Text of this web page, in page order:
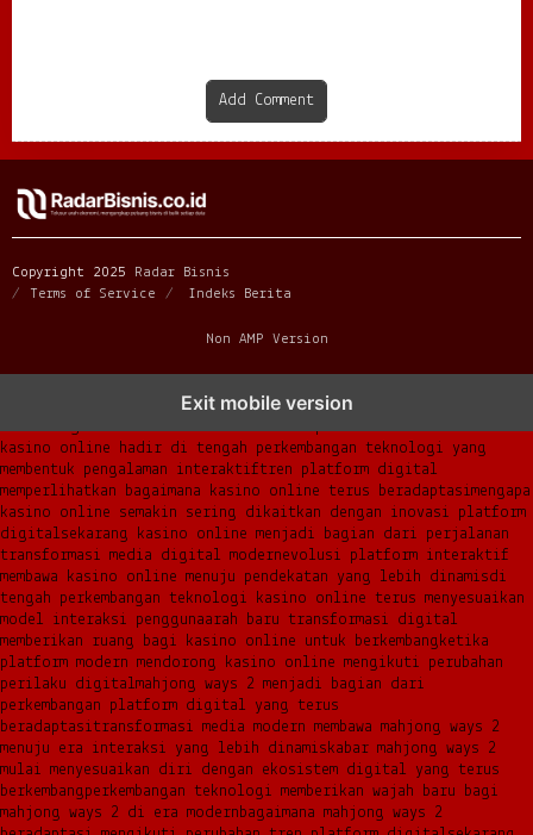
Add Comment
Copyright 2025
Radar Bisnis
Terms of Service
Indeks Berita
Non AMP Version
Exit mobile version
digital yang terus berkembangperubahan ekosistem digital
mendorong kasino online memasuki era platform modernterbaru
kasino online hadir di tengah perkembangan teknologi yang
membentuk pengalaman interaktiftren platform digital
memperlihatkan bagaimana kasino online terus beradaptasimengapa
kasino online semakin sering dikaitkan dengan inovasi platform
digitalsekarang kasino online menjadi bagian dari perjalanan
transformasi media digital modernevolusi platform interaktif
membawa kasino online menuju pendekatan yang lebih dinamisdi
tengah perkembangan teknologi kasino online terus menyesuaikan
model interaksi penggunaarah baru transformasi digital
memberikan ruang bagi kasino online untuk berkembangketika
platform modern mendorong kasino online mengikuti perubahan
perilaku digitalmahjong ways 2 menjadi bagian dari
perkembangan platform digital yang terus
beradaptasitransformasi media modern membawa mahjong ways 2
menuju era interaksi yang lebih dinamiskabar mahjong ways 2
mulai menyesuaikan diri dengan ekosistem digital yang terus
berkembangperkembangan teknologi memberikan wajah baru bagi
mahjong ways 2 di era modernbagaimana mahjong ways 2